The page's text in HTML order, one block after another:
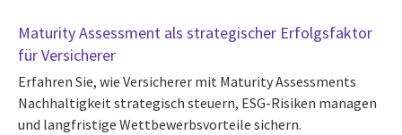
Maturity Assessment als strategischer Erfolgsfaktor
für Versicherer
Erfahren Sie, wie Versicherer mit Maturity Assessments
Nachhaltigkeit strategisch steuern, ESG-Risiken managen
und langfristige Wettbewerbsvorteile sichern.